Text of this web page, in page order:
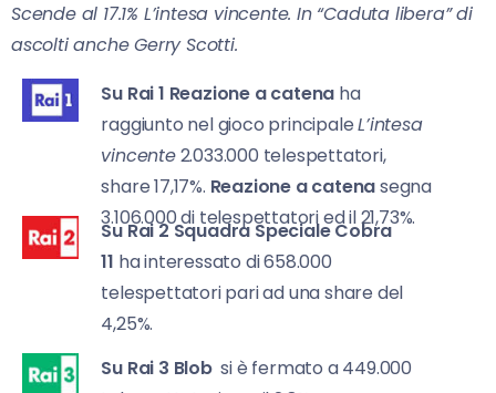
Scende al 17.1% L’intesa vincente. In “Caduta libera” di
ascolti anche Gerry Scotti.
Su Rai 1 Reazione a catena ha
raggiunto nel gioco principaleL’intesa
vincente2.033.000 telespettatori,
share 17,17%. Reazione a catenasegna
3.106.000 di telespettatori ed il 21,73%.
Su Rai 2Squadra Speciale Cobra
11 ha interessato di 658.000
telespettatori pari ad una share del
4,25%.
Su Rai 3 Blob si è fermato a 449.000